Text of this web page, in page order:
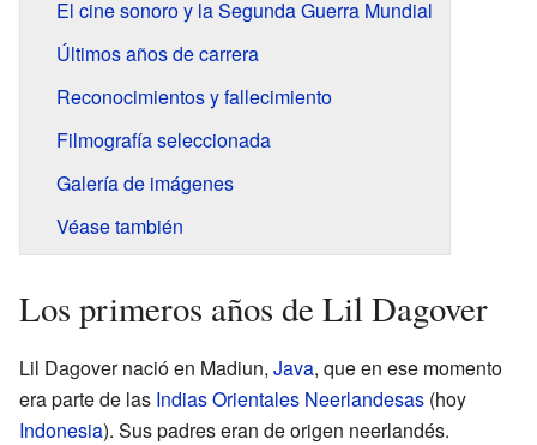
El cine sonoro y la Segunda Guerra Mundial
Últimos años de carrera
Reconocimientos y fallecimiento
Filmografía seleccionada
Galería de imágenes
Véase también
Los primeros años de Lil Dagover
Lil Dagover nació en Madiun, Java, que en ese momento
era parte de las Indias Orientales Neerlandesas (hoy
Indonesia). Sus padres eran de origen neerlandés.